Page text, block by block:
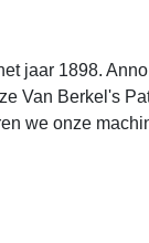
jaar 1898.
Van Berkel's
we onze